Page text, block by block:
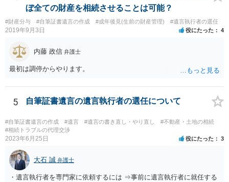
い解決案があればお悩みになるのは当然と言えば当然のことです。 彼
と親子関係を結びたいと思っているが、名字は変えたくない・・・養
子縁組の必要があり 氏も変更することになります。 しかし 彼は成人
しているとは言え、自分の子と私の連れ子、全て平等にしたいと希
望。もちろん私もそうできればと思います。 ・・・婚姻前の契約 あ
るいは 遺言書などで その意思を実現する方法はあります。 弁護
士に相談してみてください。
ぼ全ての財産を相続させることは可能？
#財産分与 #自筆証書遺言の作成 #成年後見(生前の財産管理) #遺言執行者の選任
2019年9月3日 役にたった 4
内藤 政信 弁護士
最初は調停からやります。
5 自筆証書遺言の遺言執行者の選任について
#自筆証書遺言の作成 #遺言 #遺言の書き直し・やり直し
#不動産・土地の相続
#相続トラブルの代理交渉
2023年6月25日 役にたった 3
大石 誠 弁護士
・遺言執行者を専門家に依頼するには ⇒事前に遺言執行者に就任する